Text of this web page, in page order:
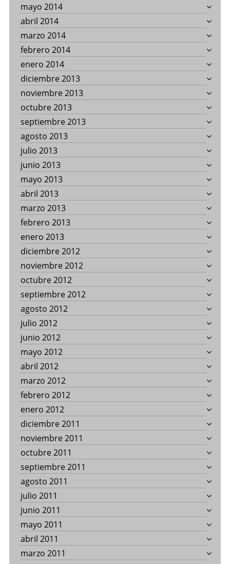
mayo 2014
abril 2014
marzo 2014
febrero 2014
enero 2014
diciembre 2013
noviembre 2013
octubre 2013
septiembre 2013
agosto 2013
julio 2013
junio 2013
mayo 2013
abril 2013
marzo 2013
febrero 2013
enero 2013
diciembre 2012
noviembre 2012
octubre 2012
septiembre 2012
agosto 2012
julio 2012
junio 2012
mayo 2012
abril 2012
marzo 2012
febrero 2012
enero 2012
diciembre 2011
noviembre 2011
octubre 2011
septiembre 2011
agosto 2011
julio 2011
junio 2011
mayo 2011
abril 2011
marzo 2011